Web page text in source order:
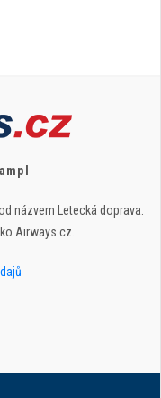
názvem Letecká doprava.
Airways.cz.